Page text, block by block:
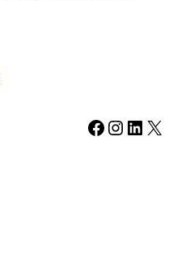
Facebook Instagram LinkedIn X